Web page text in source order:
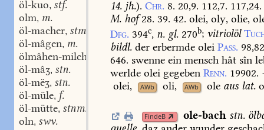
öl-kuo, stf.
olm, m.
öl-macher, stm.
öl-mâgen, m.
ölmâhen-milch
öl-mâʒ, stn.
öl-mëʒ, stn.
öl-müle, f.
öl-mütte, stnm.
oln, swv.
14. jh.). Chr. 8. 20,9. 112,7. 117,24.
M. hof 28. 39. 42. olei, oly, olie,
Dfg. 394c, n. gl. 270b; vitriolöl
bildl. der erbermde olei Pass.
646. swenne ein mensch hât sîn
werlde olei gegeben Renn. 19902.
olei, AWb oli, AWb ole aus lat.
FindeB ole-bach stn.